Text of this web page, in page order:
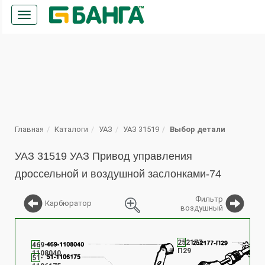
Кнопка
меню
Главная Каталоги УАЗ УАЗ 31519 Выбор детали
УАЗ 31519 УАЗ Привод управления
дроссельной и воздушной заслонками-74
Карбюратор
Фильтр
воздушный
51-
469-
1108040
252177-
П29